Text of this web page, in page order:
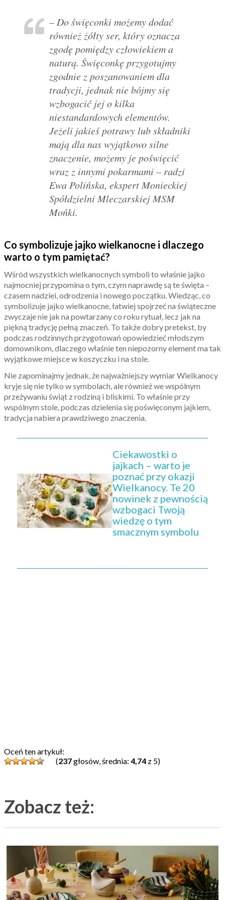
– Do święconki możemy dodać
również żółty ser, który oznacza
zgodę pomiędzy człowiekiem a
naturą. Święconkę przygotujmy
zgodnie z poszanowaniem dla
tradycji, jednak nie bójmy się
wzbogacić jej o kilka
niestandardowych elementów.
Jeżeli jakieś potrawy lub składniki
mają dla nas wyjątkowo silne
znaczenie, możemy je poświęcić
wraz z innymi pokarmami – radzi
Ewa Polińska, ekspert Monieckiej
Spółdzielni Mleczarskiej MSM
Mońki.
Co symbolizuje jajko wielkanocne i dlaczego
warto o tym pamiętać?
Wśród wszystkich wielkanocnych symboli to właśnie jajko
najmocniej przypomina o tym, czym naprawdę są te święta –
czasem nadziei, odrodzenia i nowego początku. Wiedząc, co
symbolizuje jajko wielkanocne, łatwiej spojrzeć na świąteczne
zwyczaje nie jak na powtarzany co roku rytuał, lecz jak na
piękną tradycję pełną znaczeń. To także dobry pretekst, by
podczas rodzinnych przygotowań opowiedzieć młodszym
domownikom, dlaczego właśnie ten niepozorny element ma tak
wyjątkowe miejsce w koszyczku i na stole.
Nie zapominajmy jednak, że najważniejszy wymiar Wielkanocy
kryje się nie tylko w symbolach, ale również we wspólnym
przeżywaniu świąt z rodziną i bliskimi. To właśnie przy
wspólnym stole, podczas dzielenia się poświęconym jajkiem,
tradycja nabiera prawdziwego znaczenia.
Ciekawostki o
jajkach – warto je
poznać przy okazji
Wielkanocy. Te 20
nowinek z pewnością
wzbogaci Twoją
wiedzę o tym
smacznym symbolu
Oceń ten artykuł:
(237głosów, średnia: 4,74 z 5)
Zobacz też: